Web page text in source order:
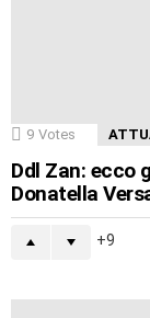
9 Votes
Ddl Zan: ecco
Donatella
9